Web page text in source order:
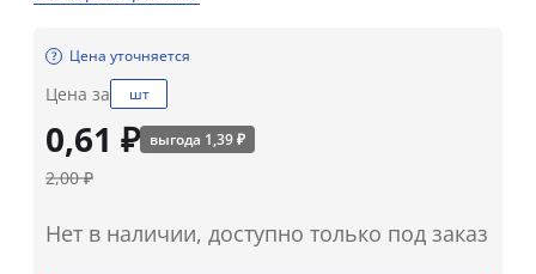
Цена уточняется
Цена за шт
0,61 ₽ выгода 1,39 ₽
2,00 ₽
Нет в наличии, доступно только под заказ